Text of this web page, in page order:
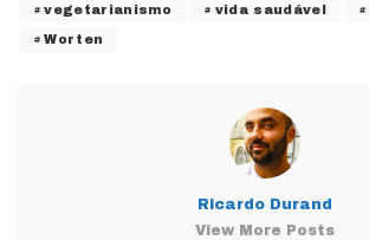
vegetarianismo vida saudável
Worten
Ricardo Durand
View More Posts